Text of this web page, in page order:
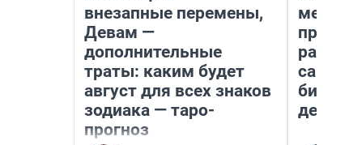
внезапные перемены,
Девам —
дополнительные
траты: каким будет
август для всех знаков
зодиака — таро-
прогноз